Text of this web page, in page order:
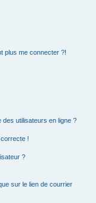
plus me connecter ?!
des utilisateurs en ligne ?
correcte !
?
sur le lien de courrier